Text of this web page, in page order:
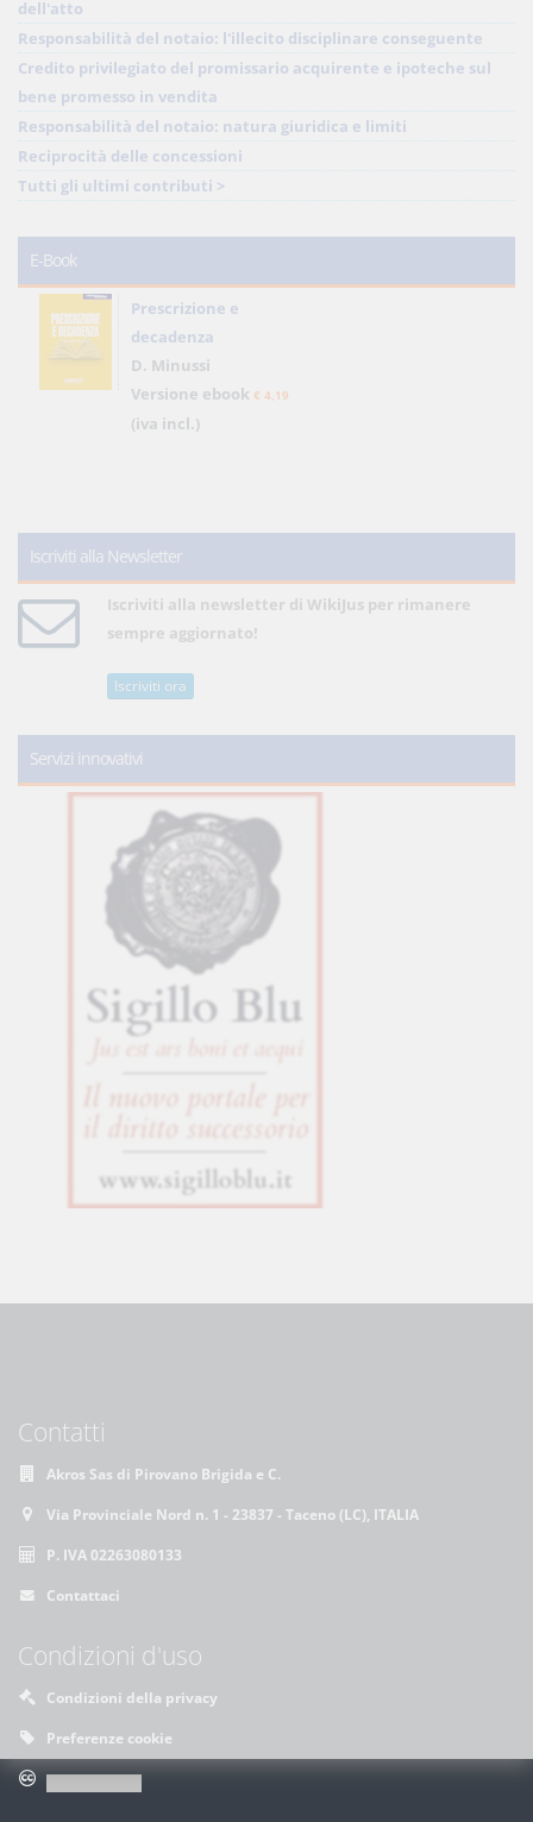
dell'atto
Responsabilità del notaio: l'illecito disciplinare conseguente
Credito privilegiato del promissario acquirente e ipoteche sul
bene promesso in vendita
Responsabilità del notaio: natura giuridica e limiti
Reciprocità delle concessioni
Tutti gli ultimi contributi >
E-Book
Prescrizione e
decadenza
D. Minussi
Versione ebook € 4,19
(iva incl.)
Iscriviti alla Newsletter
Iscriviti alla newsletter di WikiJus per rimanere
sempre aggiornato!
Iscriviti ora
Servizi innovativi
Contatti
Akros Sas di Pirovano Brigida e C.
Via Provinciale Nord n. 1 - 23837 - Taceno (LC), ITALIA
P. IVA 02263080133
Contattaci
Condizioni d'uso
Condizioni della privacy
Preferenze cookie